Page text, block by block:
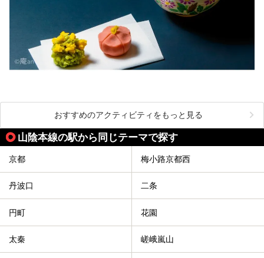
おすすめのアクティビティをもっと見る
山陰本線の駅から同じテーマで探す
京都 梅小路京都西
丹波口 二条
円町 花園
太秦 嵯峨嵐山